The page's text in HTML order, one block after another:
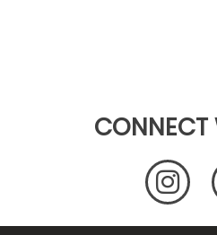
CONNECT